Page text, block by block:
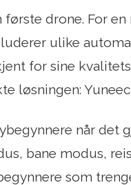
drone. For
ulike
for sine
løsningen:
når det
bane modus,
som